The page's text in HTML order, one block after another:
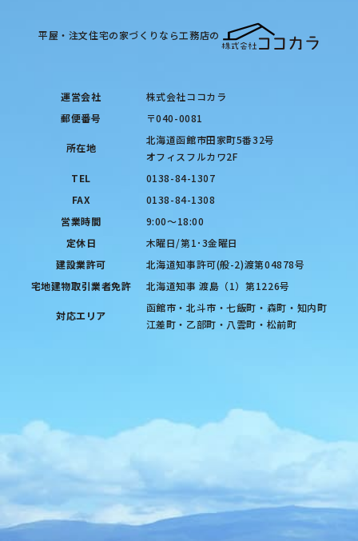
平屋・注文住宅の家づくりなら工務店の
運営会社
株式会社ココカラ
郵便番号
〒040-0081
所在地
北海道函館市田家町5番32号
オフィスフルカワ2F
TEL
0138-84-1307
FAX
0138-84-1308
営業時間
9:00〜18:00
定休日
木曜日/第1･3金曜日
建設業許可
北海道知事許可(般-2)渡第04878号
宅地建物取引業者免許
北海道知事 渡島（1）第1226号
対応エリア
函館市・北斗市・七飯町・森町・知内町
江差町・乙部町・八雲町・松前町